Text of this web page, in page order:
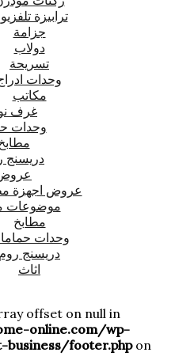
ترابيزة
جزامة
دولاب
تسريحة
وحدات
مكاتب
غرف
وحدات
دريسنج
عروض اجهزة
موضوعات
مطابخ
وحدات
دريسنج روم
اثاث
offset on null in
online.com/wp-
footer.phpon